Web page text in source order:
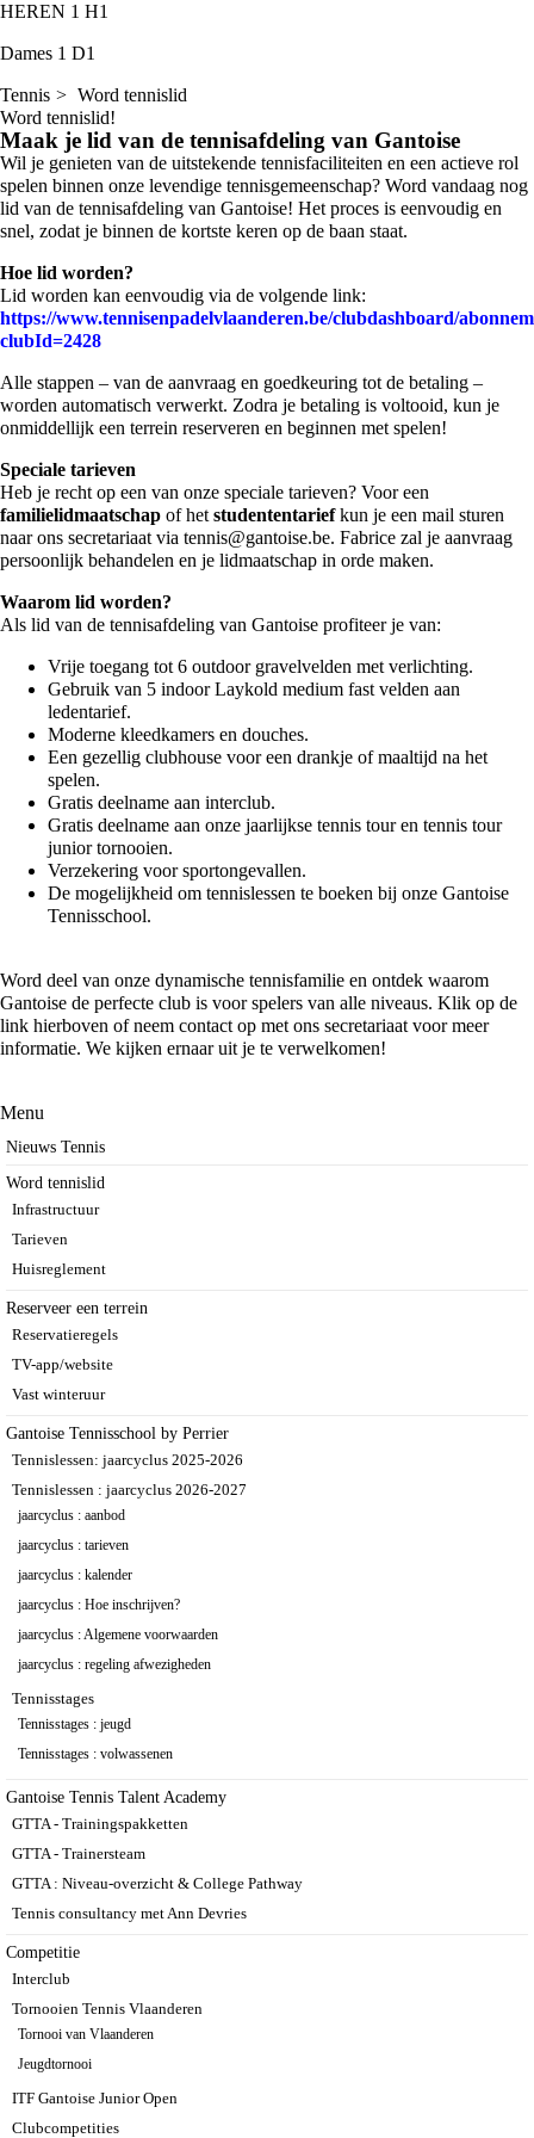
HEREN 1 H1
Dames 1 D1
Tennis
Word tennislid
Word tennislid!
Maak je lid van de tennisafdeling van Gantoise
Wil je genieten van de uitstekende tennisfaciliteiten en een actieve rol
spelen binnen onze levendige tennisgemeenschap? Word vandaag nog
lid van de tennisafdeling van Gantoise! Het proces is eenvoudig en
snel, zodat je binnen de kortste keren op de baan staat.
Hoe lid worden?
Lid worden kan eenvoudig via de volgende link:
https://www.tennisenpadelvlaanderen.be/clubdashboard/
clubId=2428
Alle stappen – van de aanvraag en goedkeuring tot de betaling –
worden automatisch verwerkt. Zodra je betaling is voltooid, kun je
onmiddellijk een terrein reserveren en beginnen met spelen!
Speciale tarieven
Heb je recht op een van onze speciale tarieven? Voor een
familielidmaatschap of het studententariefkun je een mail sturen
naar ons secretariaat via tennis@gantoise.be. Fabrice zal je aanvraag
persoonlijk behandelen en je lidmaatschap in orde maken.
Waarom lid worden?
Als lid van de tennisafdeling van Gantoise profiteer je van:
Vrije toegang tot 6 outdoor gravelvelden met verlichting.
Gebruik van 5 indoor Laykold medium fast velden aan
ledentarief.
Moderne kleedkamers en douches.
Een gezellig clubhouse voor een drankje of maaltijd na het
spelen.
Gratis deelname aan interclub.
Gratis deelname aan onze jaarlijkse tennis tour en tennis tour
junior tornooien.
Verzekering voor sportongevallen.
De mogelijkheid om tennislessen te boeken bij onze Gantoise
Tennisschool.
Word deel van onze dynamische tennisfamilie en ontdek waarom
Gantoise de perfecte club is voor spelers van alle niveaus. Klik op de
link hierboven of neem contact op met ons secretariaat voor meer
informatie. We kijken ernaar uit je te verwelkomen!
Menu
Nieuws Tennis
Word tennislid
Infrastructuur
Tarieven
Huisreglement
Reserveer een terrein
Reservatieregels
TV-app/website
Vast winteruur
Gantoise Tennisschool by Perrier
Tennislessen: jaarcyclus 2025-2026
Tennislessen : jaarcyclus 2026-2027
jaarcyclus : aanbod
jaarcyclus : tarieven
jaarcyclus : kalender
jaarcyclus : Hoe inschrijven?
jaarcyclus : Algemene voorwaarden
jaarcyclus : regeling afwezigheden
Tennisstages
Tennisstages : jeugd
Tennisstages : volwassenen
Gantoise Tennis Talent Academy
GTTA - Trainingspakketten
GTTA - Trainersteam
GTTA : Niveau-overzicht & College Pathway
Tennis consultancy met Ann Devries
Competitie
Interclub
Tornooien Tennis Vlaanderen
Tornooi van Vlaanderen
Jeugdtornooi
ITF Gantoise Junior Open
Clubcompetities